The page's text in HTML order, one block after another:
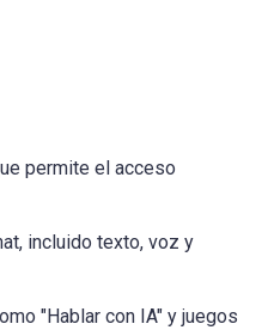
permite el acceso
incluido texto, voz y
"Hablar con IA" y juegos